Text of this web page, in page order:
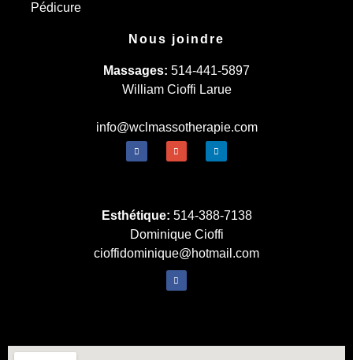
Pédicure
Nous joindre
Massages: 514-441-5897
William Cioffi Larue
info@wclmassotherapie.com
Esthétique: 514-388-7138
Dominique Cioffi
cioffidominique@hotmail.com